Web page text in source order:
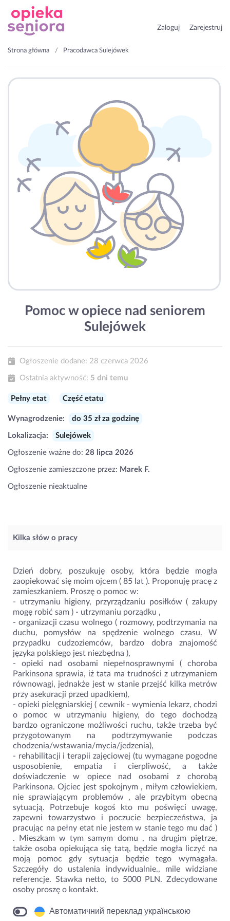
Zaloguj Zarejestruj
Strona główna Pracodawca Sulejówek
Pomoc w opiece nad seniorem
Sulejówek
Ogłoszenie dodane: 28 czerwca 2026
Ostatnia aktywność: 5 dni temu
Pełny etat Część etatu
Wynagrodzenie: do 35 zł za godzinę
Lokalizacja: Sulejówek
Ogłoszenie ważne do: 28 lipca 2026
Ogłoszenie zamieszczone przez: Marek F.
Ogłoszenie nieaktualne
Kilka słów o pracy
Dzień dobry, poszukuję osoby, która będzie mogła
zaopiekować się moim ojcem ( 85 lat ). Proponuję pracę z
zamieszkaniem. Proszę o pomoc w:
- utrzymaniu higieny, przyrządzaniu posiłków ( zakupy
mogę robić sam ) - utrzymaniu porządku ,
- organizacji czasu wolnego ( rozmowy, podtrzymania na
duchu, pomysłów na spędzenie wolnego czasu. W
przypadku cudzoziemców, bardzo dobra znajomość
języka polskiego jest niezbędna ),
- opieki nad osobami niepełnosprawnymi ( choroba
Parkinsona sprawia, iż tata ma trudności z utrzymaniem
równowagi, jednakże jest w stanie przejść kilka metrów
przy asekuracji przed upadkiem),
- opieki pielęgniarskiej ( cewnik - wymienia lekarz, chodzi
o pomoc w utrzymaniu higieny, do tego dochodzą
bardzo ograniczone możliwości ruchu, także trzeba być
przygotowanym na podtrzymywanie podczas
chodzenia/wstawania/mycia/jedzenia),
- rehabilitacji i terapii zajęciowej (tu wymagane pogodne
usposobienie, empatia i cierpliwość, a także
doświadczenie w opiece nad osobami z chorobą
Parkinsona. Ojciec jest spokojnym , miłym człowiekiem,
nie sprawiającym problemów , ale przybitym obecną
sytuacją. Potrzebuje kogoś kto mu poświęci uwagę,
zapewni towarzystwo i poczucie bezpieczeństwa, ja
pracując na pełny etat nie jestem w stanie tego mu dać )
. Mieszkam w tym samym domu , na drugim piętrze,
także osoba opiekująca się tatą, będzie mogła liczyć na
moją pomoc gdy sytuacja będzie tego wymagała.
Szczegóły do ustalenia indywidualnie., mile widziane
referencje. Stawka netto, to 5000 PLN. Zdecydowane
osoby proszę o kontakt.
Автоматичний переклад українською